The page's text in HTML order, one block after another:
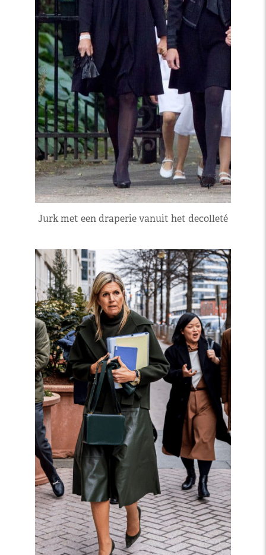
Jurk met een draperie vanuit het decolleté